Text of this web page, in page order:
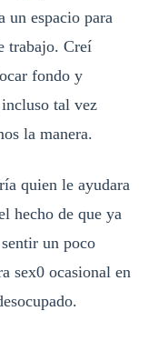
un espacio para
trabajo. Creí
fondo y
tal vez
la manera.
quien le ayudara
hecho de que ya
un poco
sex0 ocasional en